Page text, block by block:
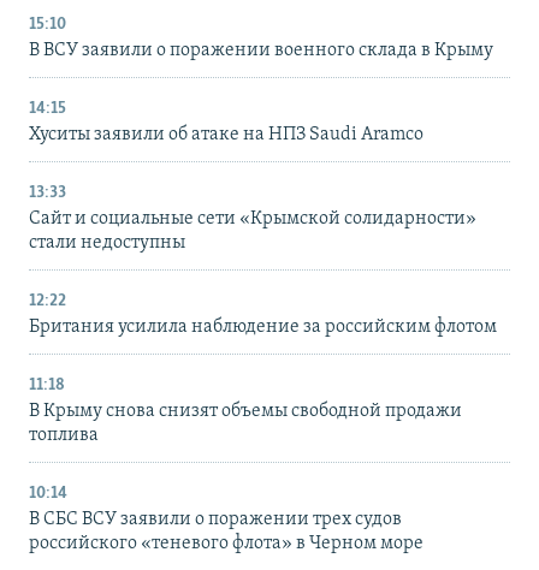
15:10
В ВСУ заявили о поражении военного склада в Крыму
14:15
Хуситы заявили об атаке на НПЗ Saudi Aramco
13:33
Сайт и социальные сети «Крымской солидарности»
стали недоступны
12:22
Британия усилила наблюдение за российским флотом
11:18
В Крыму снова снизят объемы свободной продажи
топлива
10:14
В СБС ВСУ заявили о поражении трех судов
российского «теневого флота» в Черном море